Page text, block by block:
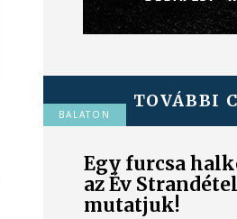
TOVÁBBI
BALATON
Egy furcsa
az Év
mutatjuk!